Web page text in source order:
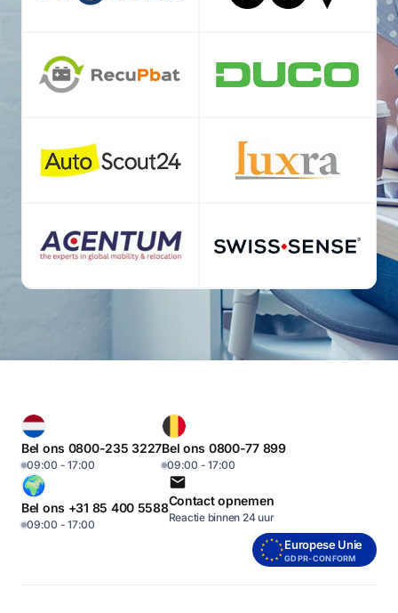
Bel ons 0800-235 3227
09:00 - 17:00
Bel ons 0800-77 899
09:00 - 17:00
Bel ons +31 85 400 5588
09:00 - 17:00
Contact opnemen
Reactie binnen 24 uur
Europese Unie
GDPR-CONFORM